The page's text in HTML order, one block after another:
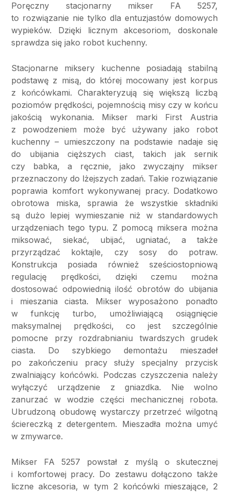
Poręczny stacjonarny mikser FA 5257,
to rozwiązanie nie tylko dla entuzjastów domowych
wypieków. Dzięki licznym akcesoriom, doskonale
sprawdza się jako robot kuchenny.
Stacjonarne miksery kuchenne posiadają stabilną
podstawę z misą, do której mocowany jest korpus
z końcówkami. Charakteryzują się większą liczbą
poziomów prędkości, pojemnością misy czy w końcu
jakością wykonania. Mikser marki First Austria
z powodzeniem może być używany jako robot
kuchenny – umieszczony na podstawie nadaje się
do ubijania cięższych ciast, takich jak sernik
czy babka, a ręcznie, jako zwyczajny mikser
przeznaczony do lżejszych zadań. Takie rozwiązanie
poprawia komfort wykonywanej pracy. Dodatkowo
obrotowa miska, sprawia że wszystkie składniki
są dużo lepiej wymieszanie niż w standardowych
urządzeniach tego typu. Z pomocą miksera można
miksować, siekać, ubijać, ugniatać, a także
przyrządzać koktajle, czy sosy do potraw.
Konstrukcja posiada również sześciostopniową
regulację prędkości, dzięki czemu można
dostosować odpowiednią ilość obrotów do ubijania
i mieszania ciasta. Mikser wyposażono ponadto
w funkcję turbo, umożliwiającą osiągnięcie
maksymalnej prędkości, co jest szczególnie
pomocne przy rozdrabnianiu twardszych grudek
ciasta. Do szybkiego demontażu mieszadeł
po zakończeniu pracy służy specjalny przycisk
zwalniający końcówki. Podczas czyszczenia należy
wyłączyć urządzenie z gniazdka. Nie wolno
zanurzać w wodzie części mechanicznej robota.
Ubrudzoną obudowę wystarczy przetrzeć wilgotną
ściereczką z detergentem. Mieszadła można umyć
w zmywarce.
Mikser FA 5257 powstał z myślą o skutecznej
i komfortowej pracy. Do zestawu dołączono także
liczne akcesoria, w tym 2 końcówki mieszające, 2